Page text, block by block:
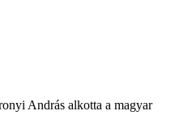
András alkotta a magyar